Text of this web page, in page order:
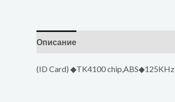
Описание
(ID Card) ◆TK4100 chip,ABS◆125KHz